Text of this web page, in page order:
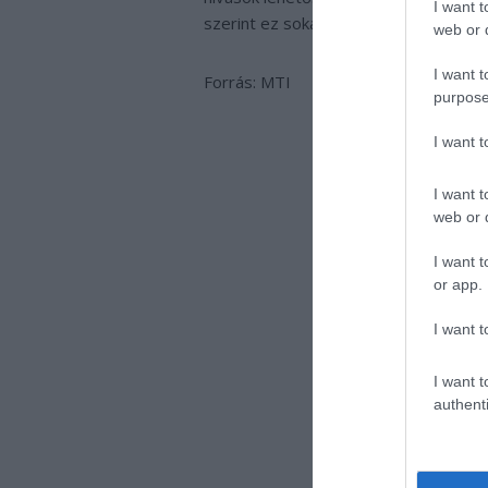
I want
web or
I want
I want
I want
web or
I want
or app.
I want
I want
szerint ez sokaknak szükséges, míg
Forrás: MTI